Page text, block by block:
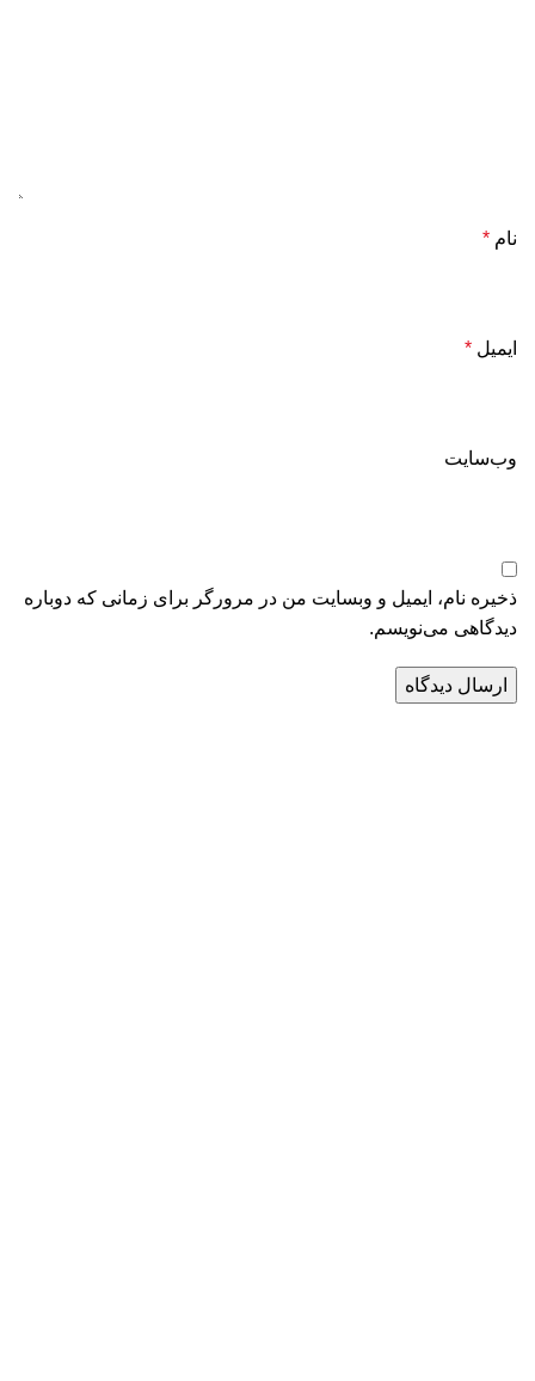
نام *
ایمیل *
وب‌سایت
ذخیره نام، ایمیل و وبسایت من در مرورگر برای زمانی که دوباره
دیدگاهی می‌نویسم.